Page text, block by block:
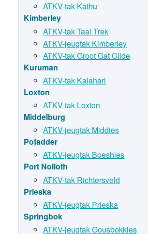
ATKV-tak Kathu
Kimberley
ATKV-tak Taal Trek
ATKV-jeugtak Kimberley
ATKV-tak Groot Gat Gilde
Kuruman
ATKV-tak Kalahari
Loxton
ATKV-tak Loxton
Middelburg
ATKV-jeugtak Middies
Pofadder
ATKV-jeugtak Boeshies
Port Nolloth
ATKV-tak Richtersveld
Prieska
ATKV-jeugtak Prieska
Springbok
ATKV-jeugtak Gousbokkies